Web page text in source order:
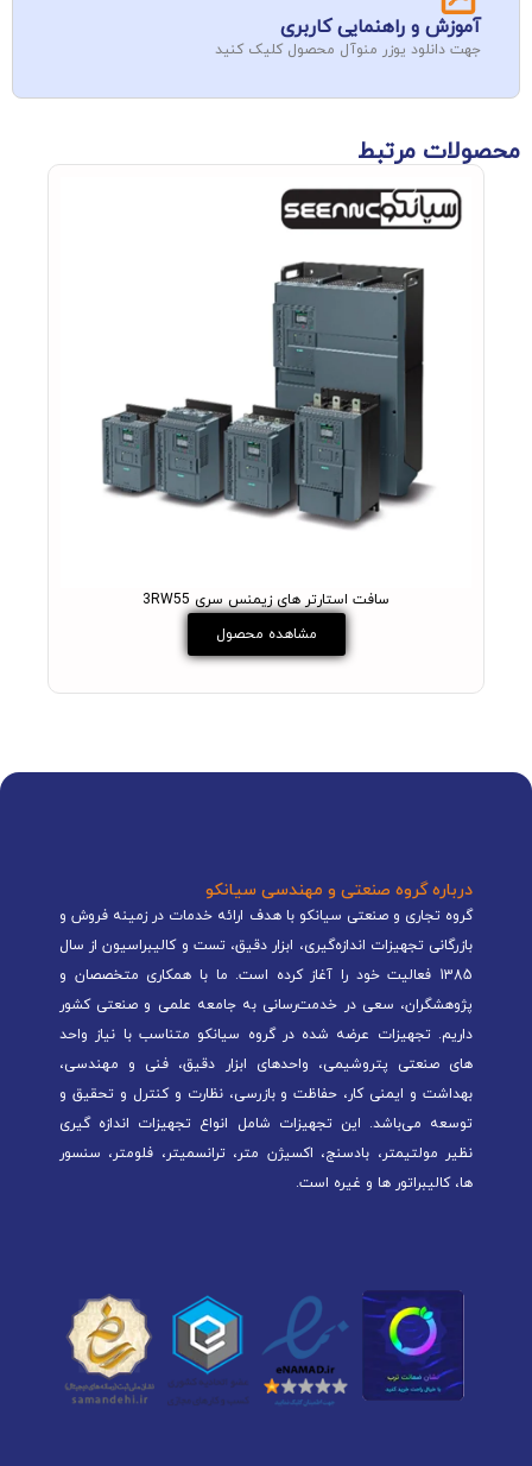
آموزش و راهنمایی کاربری
جهت دانلود یوزر منوآل محصول کلیک کنید
محصولات مرتبط
سافت استارتر های زیمنس سری 3RW55
مشاهده محصول
درباره گروه صنعتی و مهندسی سیانکو
گروه تجاری و صنعتی سیانکو با هدف ارائه خدمات در زمینه فروش و
بازرگانی تجهیزات اندازه‌گیری، ابزار دقیق، تست و کالیبراسیون از سال
1385 فعالیت خود را آغاز کرده است. ما با همکاری متخصصان و
پژوهشگران، سعی در خدمت‌رسانی به جامعه علمی و صنعتی کشور
داریم. تجهیزات عرضه شده در گروه سیانکو متناسب با نیاز واحد
های صنعتی پتروشیمی، واحدهای ابزار دقیق، فنی و مهندسی،
بهداشت و ایمنی کار، حفاظت و بازرسی، نظارت و کنترل و تحقیق و
توسعه می‌باشد. این تجهیزات شامل انواع تجهیزات اندازه گیری
نظیر مولتیمتر، بادسنج، اکسیژن متر، ترانسمیتر، فلومتر، سنسور
ها، کالیبراتور ها و غیره است.